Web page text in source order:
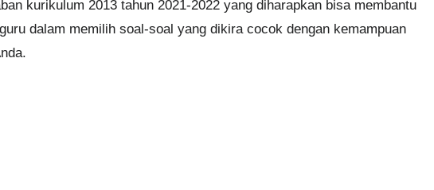
kurikulum 2013 tahun 2021-2022 yang diharapkan bisa membantu
dalam memilih soal-soal yang dikira cocok dengan kemampuan